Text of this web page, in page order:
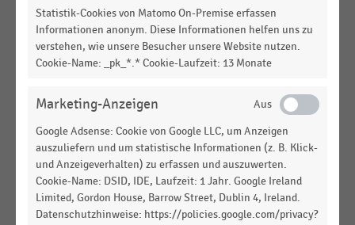
RAHMENBEDINGUNGEN
Ausstattungsgrad der privaten Haushalte in
Deutschland mit Informations- und
Kommunikationstechnik (EVS 2008-2023)
RAHMENBEDINGUNGEN
STATISTIK
Deutschland mit Unterhaltungselektronik (EVS
2008-2023)
LEBENSMITTELHANDEL | STATISTIK
Orientierung an Kennzeichnung "Ohne
Statistik-Cookies von Matomo On-Premise erfassen
Informationen anonym. Diese Informationen helfen uns zu
verstehen, wie unsere Besucher unsere Website nutzen.
Cookie-Name: _pk_*.* Cookie-Laufzeit: 13 Monate
Marketing-Anzeigen
Google Adsense: Cookie von Google LLC, um Anzeigen
auszuliefern und um statistische Informationen (z. B. Klick-
und Anzeigeverhalten) zu erfassen und auszuwerten.
Cookie-Name: DSID, IDE, Laufzeit: 1 Jahr. Google Ireland
Limited, Gordon House, Barrow Street, Dublin 4, Ireland.
Datenschutzhinweise: https://policies.google.com/privacy?